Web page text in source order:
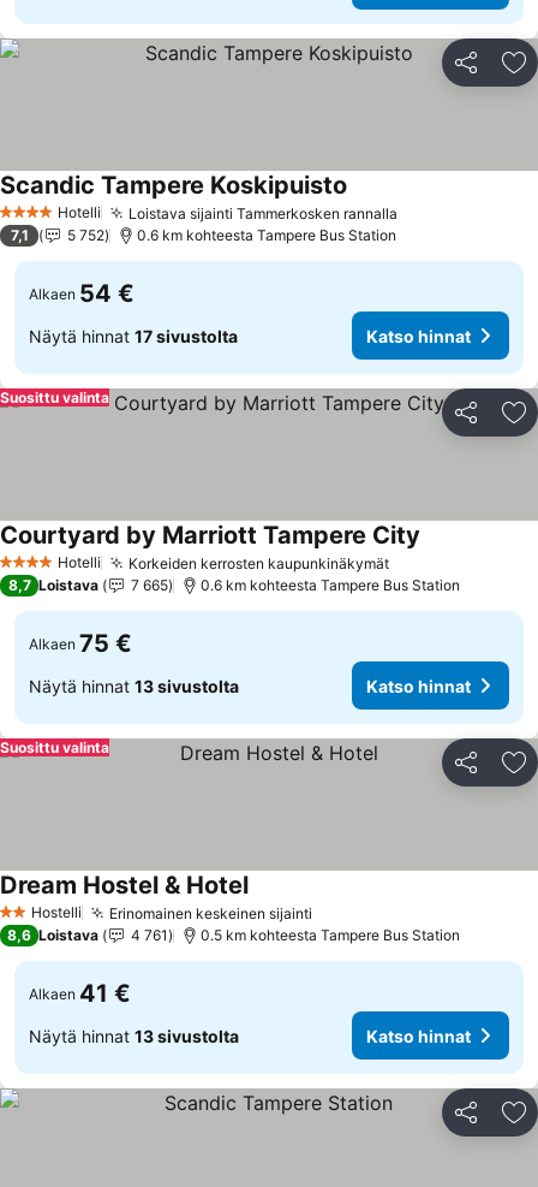
Jaa
4 Tähtiluokitus
Hotelli Loistava sijainti Tammerkosken rannalla
Scandic Tampere Koskipuisto
7,1 5 752 0.6 km kohteesta Tampere Bus Station
Alkaen 54 €
Näytä hinnat 17 sivustolta Katso hinnat
Jaa
Suosittu valinta
4 Tähtiluokitus
Hotelli Korkeiden kerrosten kaupunkinäkymät
Courtyard by Marriott Tampere City
8,7 Loistava 7 665 0.6 km kohteesta Tampere Bus Station
Alkaen 75 €
Näytä hinnat 13 sivustolta Katso hinnat
Jaa
Suosittu valinta
2 Tähtiluokitus
Hostelli Erinomainen keskeinen sijainti
Dream Hostel & Hotel
8,6 Loistava 4 761 0.5 km kohteesta Tampere Bus Station
Alkaen 41 €
Näytä hinnat 13 sivustolta Katso hinnat
Jaa